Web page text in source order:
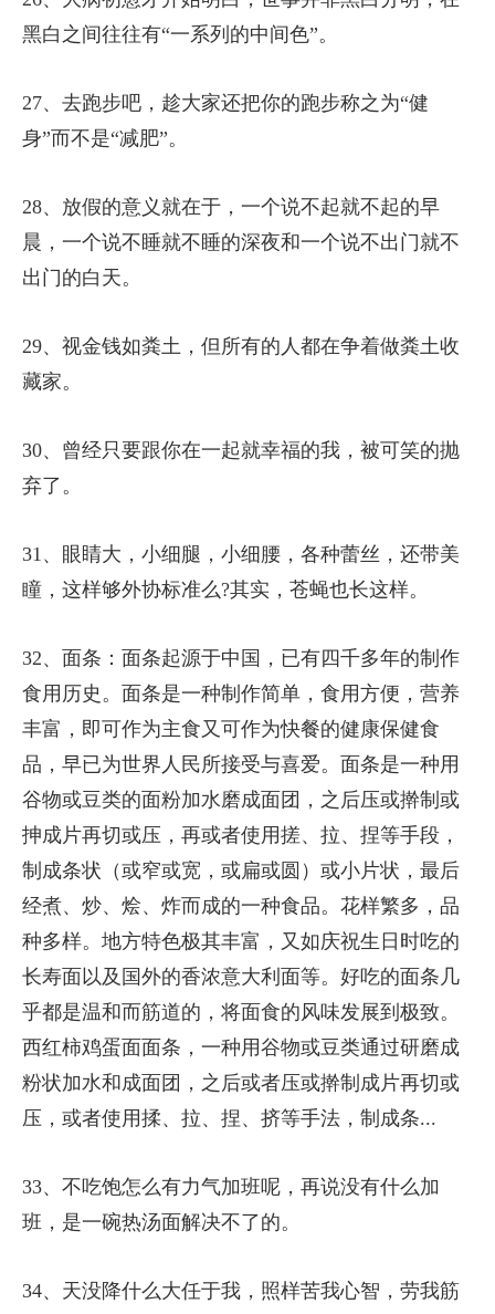
黑白之间往往有“一系列的中间色”。
27、去跑步吧，趁大家还把你的跑步称之为“健
身”而不是“减肥”。
28、放假的意义就在于，一个说不起就不起的早
晨，一个说不睡就不睡的深夜和一个说不出门就不
出门的白天。
29、视金钱如粪土，但所有的人都在争着做粪土收
藏家。
30、曾经只要跟你在一起就幸福的我，被可笑的抛
弃了。
31、眼睛大，小细腿，小细腰，各种蕾丝，还带美
瞳，这样够外协标准么?其实，苍蝇也长这样。
32、面条：面条起源于中国，已有四千多年的制作
食用历史。面条是一种制作简单，食用方便，营养
丰富，即可作为主食又可作为快餐的健康保健食
品，早已为世界人民所接受与喜爱。面条是一种用
谷物或豆类的面粉加水磨成面团，之后压或擀制或
抻成片再切或压，再或者使用搓、拉、捏等手段，
制成条状（或窄或宽，或扁或圆）或小片状，最后
经煮、炒、烩、炸而成的一种食品。花样繁多，品
种多样。地方特色极其丰富，又如庆祝生日时吃的
长寿面以及国外的香浓意大利面等。好吃的面条几
乎都是温和而筋道的，将面食的风味发展到极致。
西红柿鸡蛋面面条，一种用谷物或豆类通过研磨成
粉状加水和成面团，之后或者压或擀制成片再切或
压，或者使用揉、拉、捏、挤等手法，制成条...
33、不吃饱怎么有力气加班呢，再说没有什么加
班，是一碗热汤面解决不了的。
34、天没降什么大任于我，照样苦我心智，劳我筋